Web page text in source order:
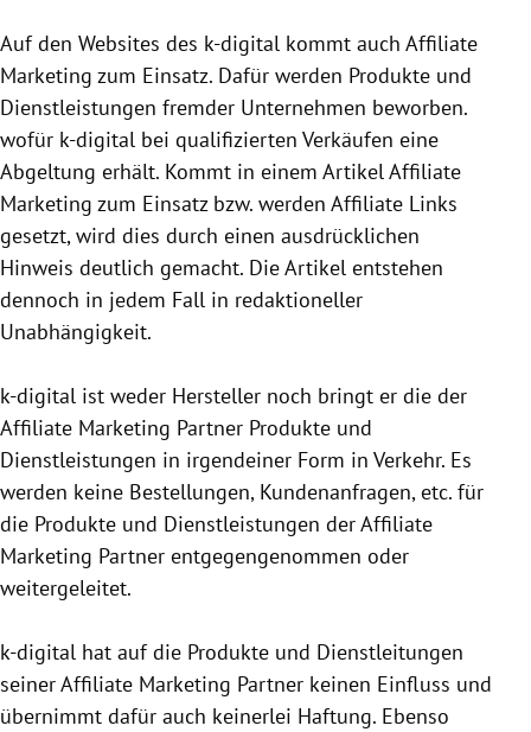
Auf den Websites des k-digital kommt auch Affiliate
Marketing zum Einsatz. Dafür werden Produkte und
Dienstleistungen fremder Unternehmen beworben.
wofür k-digital bei qualifizierten Verkäufen eine
Abgeltung erhält. Kommt in einem Artikel Affiliate
Marketing zum Einsatz bzw. werden Affiliate Links
gesetzt, wird dies durch einen ausdrücklichen
Hinweis deutlich gemacht. Die Artikel entstehen
dennoch in jedem Fall in redaktioneller
Unabhängigkeit.
k-digital ist weder Hersteller noch bringt er die der
Affiliate Marketing Partner Produkte und
Dienstleistungen in irgendeiner Form in Verkehr. Es
werden keine Bestellungen, Kundenanfragen, etc. für
die Produkte und Dienstleistungen der Affiliate
Marketing Partner entgegen­genommen oder
weitergeleitet.
k-digital hat auf die Produkte und Dienstleitungen
seiner Affiliate Marketing Partner keinen Einfluss und
übernimmt dafür auch keinerlei Haftung. Ebenso